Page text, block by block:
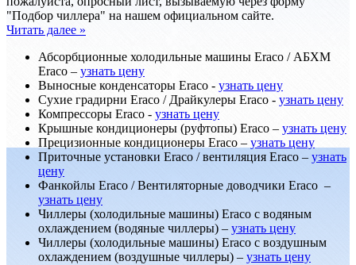
"Подбор чиллера" на нашем официальном сайте.
Читать далее »
Абсорбционные холодильные машины Eraco / АБХМ
Eraco –узнать цену
Выносные конденсаторы Eraco - узнать цену
Сухие градирни Eraco / Драйкулеры Eraco - узнать цену
Компрессоры Eraco - узнать цену
Крышные кондиционеры (руфтопы) Eraco – узнать цену
Прецизионные кондиционеры Eraco –узнать цену
Приточные установки Eraco / вентиляция Eraco –узнать
цену
Фанкойлы Eraco / Вентиляторные доводчики Eraco –
узнать цену
Чиллеры (холодильные машины) Eraco с водяным
охлаждением (водяные чиллеры) –узнать цену
Чиллеры (холодильные машины) Eraco с воздушным
охлаждением (воздушные чиллеры) –узнать цену